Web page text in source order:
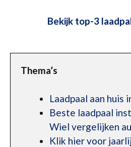
Bekijk top-3
Thema’s
Laadpaal aan huis
Beste laadpaal
Wiel vergelijken
Klik hier voor